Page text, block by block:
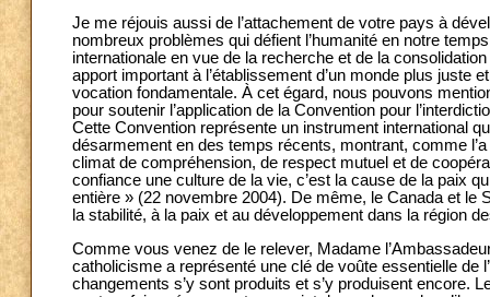
Je me réjouis aussi de l’attachement de votre pays à
nombreux problèmes qui défient l’humanité en notre
internationale en vue de la recherche et de la
apport important à l’établissement d’un monde plus
vocation fondamentale. À cet égard, nous pouvons
pour soutenir l’application de la Convention pour
Cette Convention représente un instrument international
désarmement en des temps récents, montrant, comme
climat de compréhension, de respect mutuel et de
confiance une culture de la vie, c’est la cause de la paix
entière » (22 novembre 2004). De même, le Canada et le
la stabilité, à la paix et au développement dans la région
Comme vous venez de le relever, Madame
catholicisme a représenté une clé de voûte essentielle de
changements s’y sont produits et s’y produisent encore.